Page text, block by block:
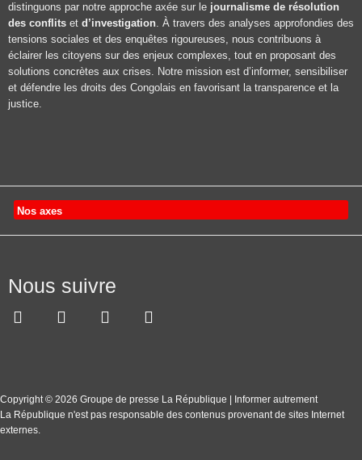
distinguons par notre approche axée sur le journalisme de résolution
des conflits et d’investigation. À travers des analyses approfondies des
tensions sociales et des enquêtes rigoureuses, nous contribuons à
éclairer les citoyens sur des enjeux complexes, tout en proposant des
solutions concrètes aux crises. Notre mission est d’informer, sensibiliser
et défendre les droits des Congolais en favorisant la transparence et la
justice.
Nos axes
Nous suivre
Copyright © 2026 Groupe de presse La République | Informer autrement
La République n'est pas responsable des contenus provenant de sites Internet
externes.